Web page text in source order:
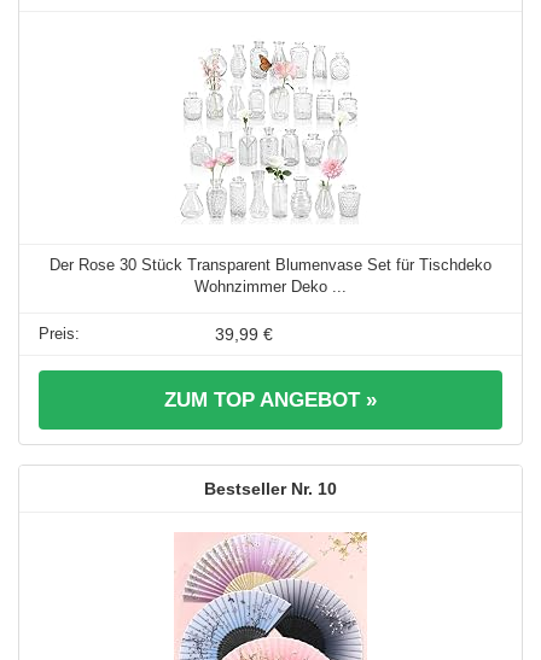
Der Rose 30 Stück Transparent Blumenvase Set für Tischdeko
Wohnzimmer Deko ...
39,99 €
ZUM TOP ANGEBOT »
10